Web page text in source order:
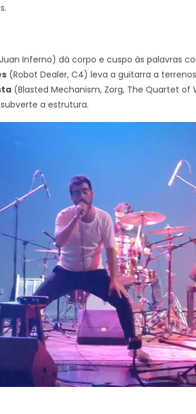
Inferno) dá corpo e cuspo às palavras
(Robot Dealer, C4) leva a guitarra a
(Blasted Mechanism, Zorg, The Quartet
a estrutura.